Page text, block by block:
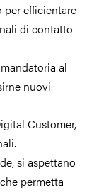
efficientare
di contatto
al
nuovi.
Customer,
si aspettano
permetta